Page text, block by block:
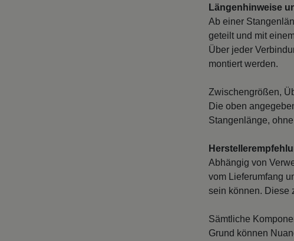
Längenhinweise
Ab einer
geteilt und mit
Über jeder
montiert werden.
Zwischengrößen,
Die oben
Stangenlänge,
Abhängig von
vom Lieferumfang
sein können. Diese
Sämtliche
Grund können